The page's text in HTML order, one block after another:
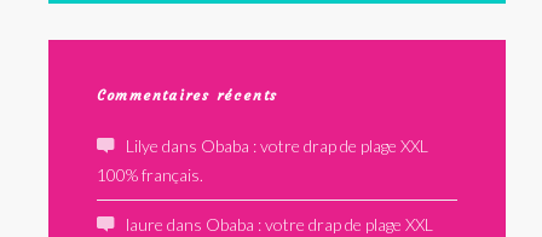
Commentaires récents
Lilye dans Obaba : votre drap de plage XXL
100% français.
laure dans Obaba : votre drap de plage XXL